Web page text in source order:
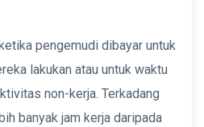
pengemudi dibayar untuk
lakukan atau untuk waktu
non-kerja. Terkadang
banyak jam kerja daripada